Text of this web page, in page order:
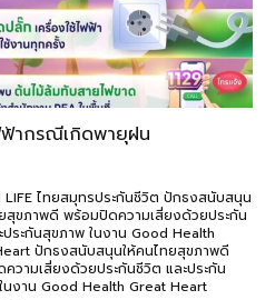
ฟ้ากรณีเกิดพายุฝน
LIFE ไทยสมุทรประกันชีวิต ปักธงสนับสนุน
สุขภาพดี พร้อมปิดความเสี่ยงด้วยประกัน
ประกันสุขภาพ ในงาน Good Health
ปักธงสนับสนุนให้คนไทยสุขภาพดี
วามเสี่ยงด้วยประกันชีวิต และประกัน
นงาน Good Health Great Heart